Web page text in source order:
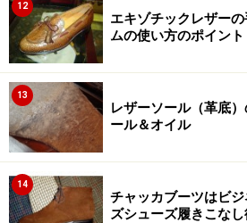
12
エキゾチックレザー
ムの使い方のポイント
13
レザーソール（革底
ール＆オイル
14
チャッカブーツはビ
ズシューズ履きこな